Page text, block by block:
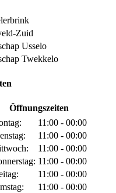
Zuid
Usselo
Twekkelo
Öffnungszeiten
11:00 - 00:00
11:00 - 00:00
11:00 - 00:00
11:00 - 00:00
11:00 - 00:00
11:00 - 00:00